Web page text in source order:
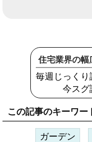
住宅業界の幅
毎週じっくり
今スグ
この記事のキーワー
ガーデン